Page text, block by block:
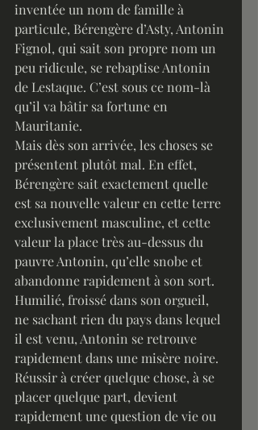
inventée un nom de famille à
particule, Bérengère d’Asty, Antonin
Fignol, qui sait son propre nom un
peu ridicule, se rebaptise Antonin
de Lestaque. C’est sous ce nom-là
qu’il va bâtir sa fortune en
Mauritanie.
Mais dès son arrivée, les choses se
présentent plutôt mal. En effet,
Bérengère sait exactement quelle
est sa nouvelle valeur en cette terre
exclusivement masculine, et cette
valeur la place très au-dessus du
pauvre Antonin, qu’elle snobe et
abandonne rapidement à son sort.
Humilié, froissé dans son orgueil,
ne sachant rien du pays dans lequel
il est venu, Antonin se retrouve
rapidement dans une misère noire.
Réussir à créer quelque chose, à se
placer quelque part, devient
rapidement une question de vie ou